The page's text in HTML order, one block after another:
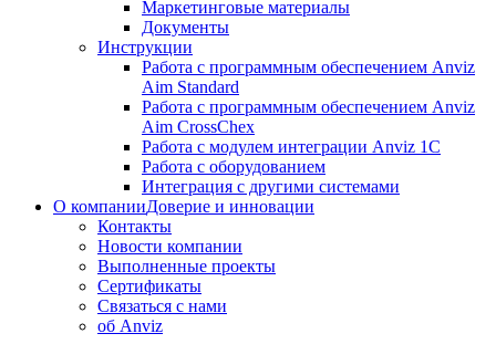
Маркетинговые материалы
Документы
Инструкции
Работа с программным обеспечением Anviz
Aim Standard
Работа с программным обеспечением Anviz
Aim CrossChex
Работа с модулем интеграции Anviz 1C
Работа с оборудованием
Интеграция с другими системами
О компанииДоверие и инновации
Контакты
Новости компании
Выполненные проекты
Сертификаты
Связаться с нами
об Anviz